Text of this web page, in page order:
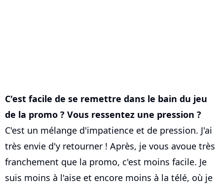
C'est facile de se remettre dans le bain du jeu
de la promo ? Vous ressentez une pression ?
C'est un mélange d'impatience et de pression. J'ai
très envie d'y retourner ! Après, je vous avoue très
franchement que la promo, c'est moins facile. Je
suis moins à l'aise et encore moins à la télé, où je